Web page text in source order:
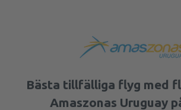
Bästa tillfälliga flyg med
Amaszonas Uruguay